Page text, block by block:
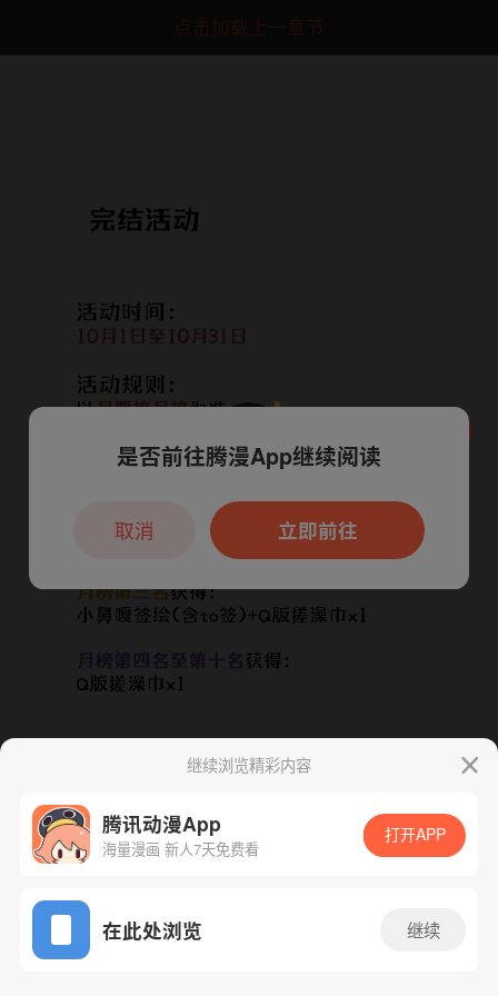
点击加载上一章节
App免费看
下一话 腾漫App免费看
继续浏览精彩内容
腾讯动漫App
海量漫画 新人7天免费看
打开APP
在此处浏览 继续
本章节仅支持App阅读，可打开App新用
户7天免费看
是否前往腾漫App继续阅读
立即前往
取消